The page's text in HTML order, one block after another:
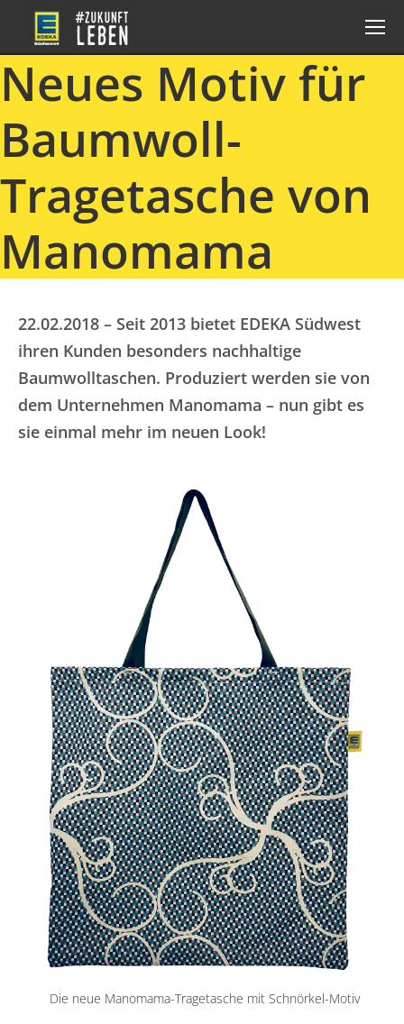
Neues Motiv für
Baumwoll-
Tragetasche von
Manomama
22.02.2018 – Seit 2013 bietet EDEKA Südwest
ihren Kunden besonders nachhaltige
Baumwolltaschen. Produziert werden sie von
dem Unternehmen Manomama – nun gibt es
sie einmal mehr im neuen Look!
Die neue Manomama-Tragetasche mit Schnörkel-Motiv